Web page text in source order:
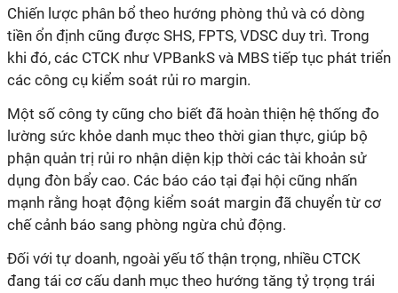
Chiến lược phân bổ theo hướng phòng thủ và có dòng
tiền ổn định cũng được SHS, FPTS, VDSC duy trì. Trong
khi đó, các CTCK như VPBankS và MBS tiếp tục phát triển
các công cụ kiểm soát rủi ro margin.
Một số công ty cũng cho biết đã hoàn thiện hệ thống đo
lường sức khỏe danh mục theo thời gian thực, giúp bộ
phận quản trị rủi ro nhận diện kịp thời các tài khoản sử
dụng đòn bẩy cao. Các báo cáo tại đại hội cũng nhấn
mạnh rằng hoạt động kiểm soát margin đã chuyển từ cơ
chế cảnh báo sang phòng ngừa chủ động.
Đối với tự doanh, ngoài yếu tố thận trọng, nhiều CTCK
đang tái cơ cấu danh mục theo hướng tăng tỷ trọng trái